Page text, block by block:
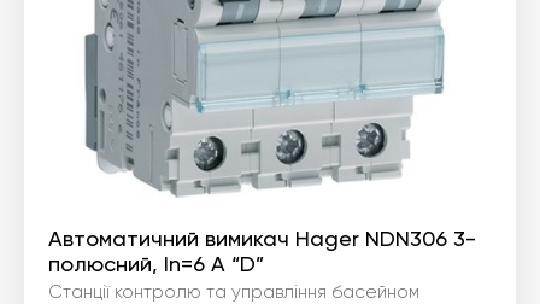
Автоматичний вимикач Hager NDN306 3-
полюсний, In=6 А “D”
Станції контролю та управління басейном